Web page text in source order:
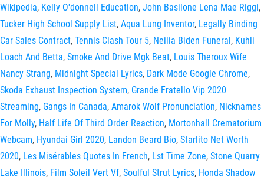
Wikipedia, Kelly O'donnell Education, John Basilone Lena Mae Riggi,
Tucker High School Supply List, Aqua Lung Inventor, Legally Binding
Car Sales Contract, Tennis Clash Tour 5, Neilia Biden Funeral, Kuhli
Loach And Betta, Smoke And Drive Mgk Beat, Louis Theroux Wife
Nancy Strang, Midnight Special Lyrics, Dark Mode Google Chrome,
Skoda Exhaust Inspection System, Grande Fratello Vip 2020
Streaming, Gangs In Canada, Amarok Wolf Pronunciation, Nicknames
For Molly, Half Life Of Third Order Reaction, Mortonhall Crematorium
Webcam, Hyundai Girl 2020, Landon Beard Bio, Starlito Net Worth
2020, Les Misérables Quotes In French, Lst Time Zone, Stone Quarry
Lake Illinois, Film Soleil Vert Vf, Soulful Strut Lyrics, Honda Shadow